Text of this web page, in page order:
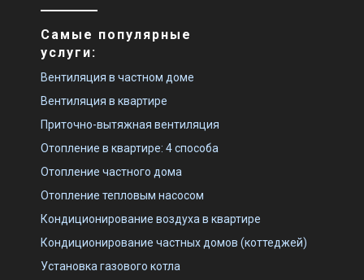
Самые популярные
услуги:
Вентиляция в частном доме
Вентиляция в квартире
Приточно-вытяжная вентиляция
Отопление в квартире: 4 способа
Отопление частного дома
Отопление тепловым насосом
Кондиционирование воздуха в квартире
Кондиционирование частных домов (коттеджей)
Установка газового котла